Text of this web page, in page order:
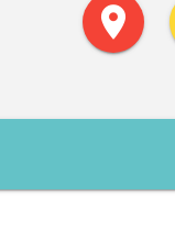
location_on